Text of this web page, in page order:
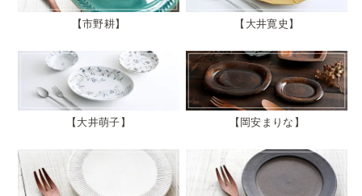
市野耕 大井寛史
大井萌子 岡安まりな